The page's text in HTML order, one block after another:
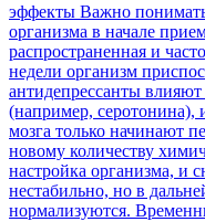
эффекты Важно
организма в начале
распространенная и
недели организм
антидепрессанты
(например, серотонина),
мозга только начинают
новому количеству
настройка организма, и
нестабильно, но в
нормализуются.